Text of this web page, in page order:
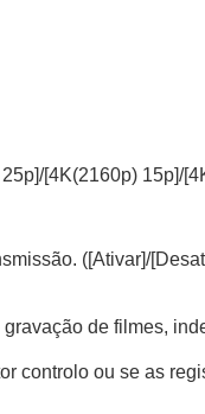
/[4K(2160p) 15p]/
([Ativar]/
de filmes,
controlo ou se as